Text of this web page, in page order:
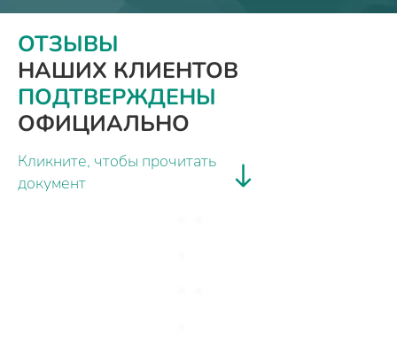
ОТЗЫВЫ
НАШИХ КЛИЕНТОВ
ПОДТВЕРЖДЕНЫ
ОФИЦИАЛЬНО
Кликните, чтобы прочитать
документ